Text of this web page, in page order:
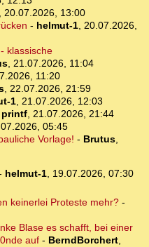
, 20.07.2026, 13:00
- helmut-1, 20.07.2026,
klassische
, 21.07.2026, 11:04
11:20
, 22.07.2026, 21:59
1, 21.07.2026, 12:03
printf, 21.07.2026, 21:44
05:45
Vorlage! - Brutus,
helmut-1, 19.07.2026, 07:30
keinerlei Proteste mehr?-
Blase es schafft, bei einer
auf - BerndBorchert,